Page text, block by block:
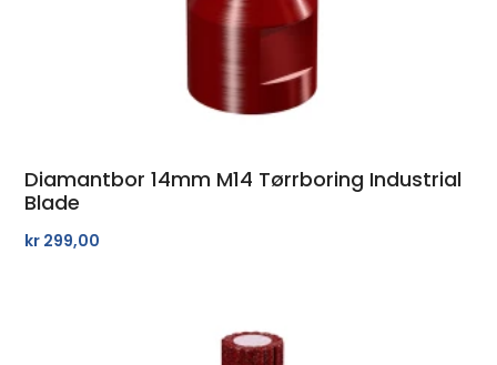
Diamantbor 14mm M14 Tørrboring Industrial
Blade
kr 299,00